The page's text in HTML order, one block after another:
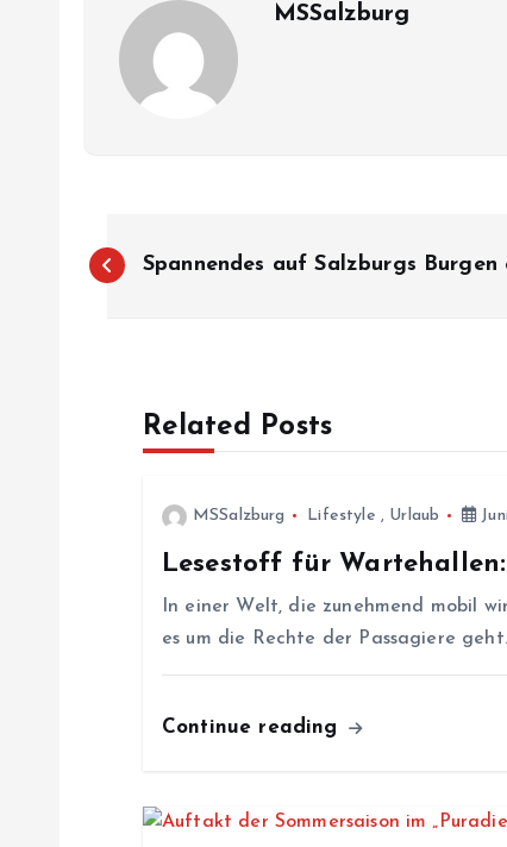
MSSalzburg
B
Spannendes auf Salzburgs Burgen
Related Posts
MSSalzburg Lifestyle , Urlaub
Lesestoff für
In einer Welt, die zunehmend mobil
es um die Rechte der Passagiere
Continue reading